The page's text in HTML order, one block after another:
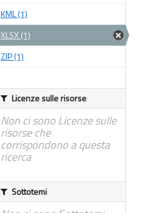
KML (1)
XLSX (1)
ZIP (1)
Licenze sulle risorse
Non ci sono Licenze sulle
risorse che
corrispondono a questa
ricerca
Sottotemi